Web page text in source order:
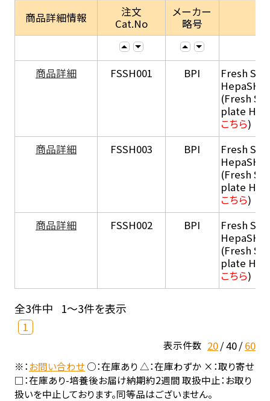
商品詳細情報
注文
Cat.No
メーカー
略号
商品詳細 FSSH001 BPI
Fresh
HepaSH®
(Fresh
plate
こちら)
商品詳細
FSSH003 BPI
Fresh
HepaSH®
(Fresh
plate
こちら)
商品詳細
FSSH002 BPI
Fresh
HepaSH®
(Fresh
plate
こちら)
全3件中 1～3件を表示
1
表示件数 20 40 60
※：お問い合わせ○：在庫あり △：在庫わずか ×：取り寄せ
□：在庫あり-培養後お届け納期約2週間 取扱中止：お取り
扱いを中止しております。同等品はございません。